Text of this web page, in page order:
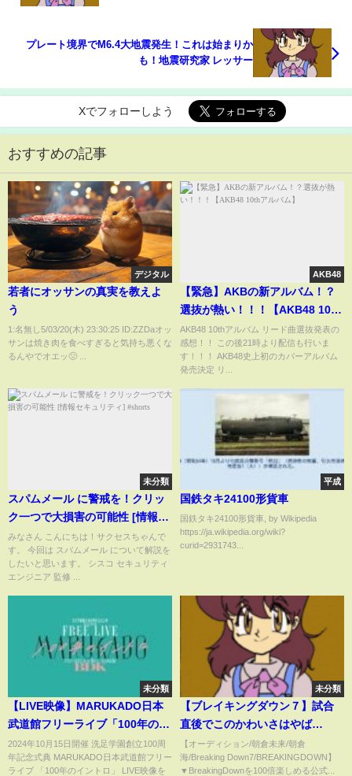
プレート境界でM6.4大地震発生！これは始まりか
も！地震研究家 レッサー
Xでフォローしよう
おすすめの記事
デジタル
若者にオッサンの真実を教えよ
う
1:名無し5/03/20(木) 23:30:25 ID:ZZDaオッ
サンは焼き肉を食べすぎると気持ち悪くな
るんやでオエッ🤢 ...
AKB48
【緊急】AKBの新アルバム！？
選抜が熱い！！！【AKB48 10th
アルバム】
AKB48 10thアルバム リード曲選抜発表の
感想！！ この後21時より配信も行いま
す！！！ AKB48史上初のカバーアルバム
発売決定 リ...
未分類
スパムメール に警戒を！クリッ
ク一つで大損害の可能性 [情報セ
キュリティ] #shorts
みなさん こんにちは！サクセスちゃんで
す。 今回は スパムメール について解説を
したいと思います。 シスコ セキュリティ
エンジニア 監修 ...
平成
国鉄タキ24100形貨車
国鉄タキ24100形貨車, by Wikipedia
https://ja.wikipedia.org/wiki?
curid=2931743...
未分類
【LIVE映像】MARUKADO日本
武道館フリーライブ「100年のイ
ントロ」FULL
2024年10月15日開催 洗足学園創立100周
年記念式典 MARUKADO日本武道館フリー
ライブ 「100年のイントロ」 LIVE映像を
未分類
【ブレイキングダウン７】試合
直後でこのかわいさはやば
い...#shorts
【オーディション/朝倉未来/朝倉
海/Breaking Down7/BREAKINGDOWN】
▼BreakingDownを100倍楽しめる公式...